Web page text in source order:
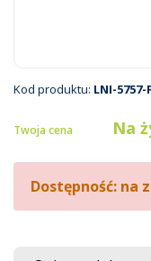
Kod produktu: LNI-5757-
Twoja cena Na
Dostępność: na